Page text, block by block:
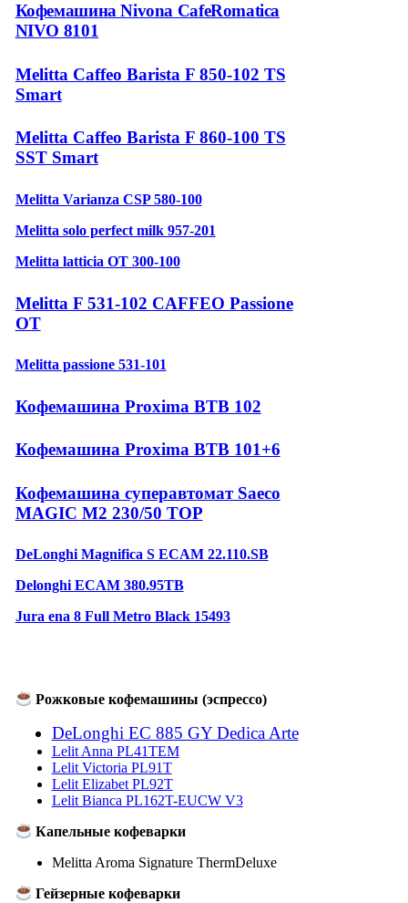
Кофемашина Nivona CafeRomatica
NIVO 8101
Melitta Caffeo Barista F 850-102 TS
Smart
Melitta Caffeo Barista F 860-100 TS
SST Smart
Melitta Varianza CSP 580-100
Melitta solo perfect milk 957-201
Melitta latticia OT 300-100
Melitta F 531-102 CAFFEO Passione
OT
Melitta passione 531-101
Кофемашина Proxima BTB 102
Кофемашина Proxima BTB 101+6
Кофемашина суперавтомат Saeco
MAGIC M2 230/50 TOP
DeLonghi Magnifica S ECAM 22.110.SB
Delonghi ECAM 380.95TB
Jura ena 8 Full Metro Black 15493
Рожковые кофемашины (эспрессо)
DeLonghi EC 885 GY Dedica Arte
Lelit Anna PL41TEM
Lelit Victoria PL91T
Lelit Elizabet PL92T
Lelit Bianca PL162T-EUCW V3
Капельные кофеварки
Melitta Aroma Signature ThermDeluxe
Гейзерные кофеварки